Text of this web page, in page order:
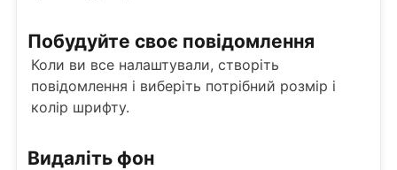
Побудуйте своє повідомлення
Коли ви все налаштували, створіть
повідомлення і виберіть потрібний розмір і
колір шрифту.
Видаліть фон